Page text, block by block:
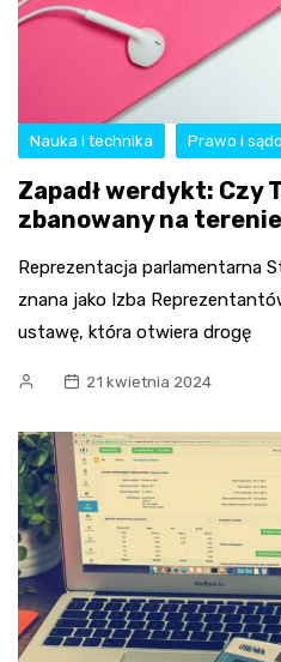
Nauka i technika Prawo i
Zapadł werdykt: Czy
zbanowany na terenie
Reprezentacja parlamentarna
znana jako Izba
ustawę, która otwiera drogę
21 kwietnia 2024